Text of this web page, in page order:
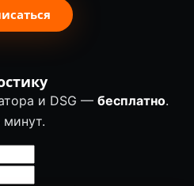
и DSG — бесплатно.
минут.